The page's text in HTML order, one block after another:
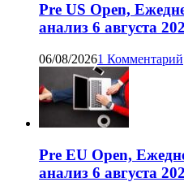
Pre US Open,
анализ 6 августа
06/08/20261 Комментарий
Pre EU Open,
анализ 6 августа